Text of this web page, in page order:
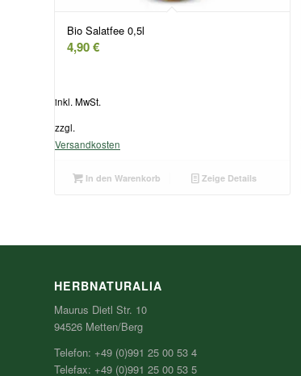
Bio Salatfee 0,5l
4,90€
inkl. MwSt.
zzgl.
Versandkosten
In den Warenkorb Zeige Details
HERBNATURALIA
Maurus Dietl Str. 10
94526 Metten/Berg
Telefon: +49 (0)991 25 00 53 4
Telefax: +49 (0)991 25 00 53 5